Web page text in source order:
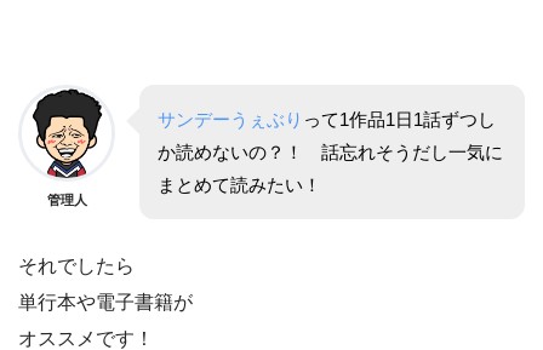
管理人
サンデーうぇぶり って1作品1日1話ずつし
か読めないの？！ 話忘れそうだし一気に
まとめて読みたい！
それでしたら
単行本や電子書籍が
オススメです！